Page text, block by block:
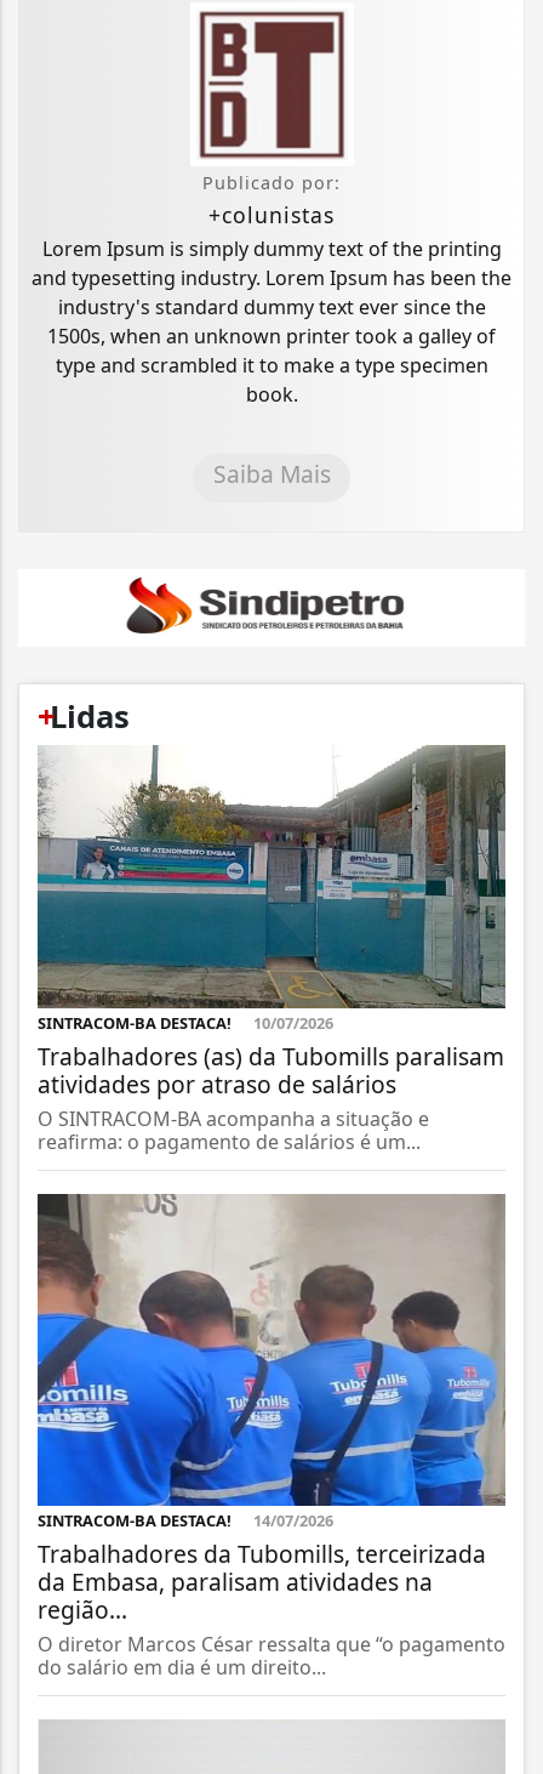
Publicado por:
+colunistas
Lorem Ipsum is simply dummy text of the printing
and typesetting industry. Lorem Ipsum has been the
industry's standard dummy text ever since the
1500s, when an unknown printer took a galley of
type and scrambled it to make a type specimen
book.
Saiba Mais
+
Lidas
SINTRACOM-BA DESTACA! 10/07/2026
Trabalhadores (as) da Tubomills paralisam
atividades por atraso de salários
O SINTRACOM-BA acompanha a situação e
reafirma: o pagamento de salários é um...
SINTRACOM-BA DESTACA! 14/07/2026
Trabalhadores da Tubomills, terceirizada
da Embasa, paralisam atividades na
região...
O diretor Marcos César ressalta que “o pagamento
do salário em dia é um direito...